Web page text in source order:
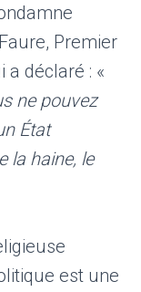
Premier
a déclaré : «
ne pouvez
État
la haine, le
est une